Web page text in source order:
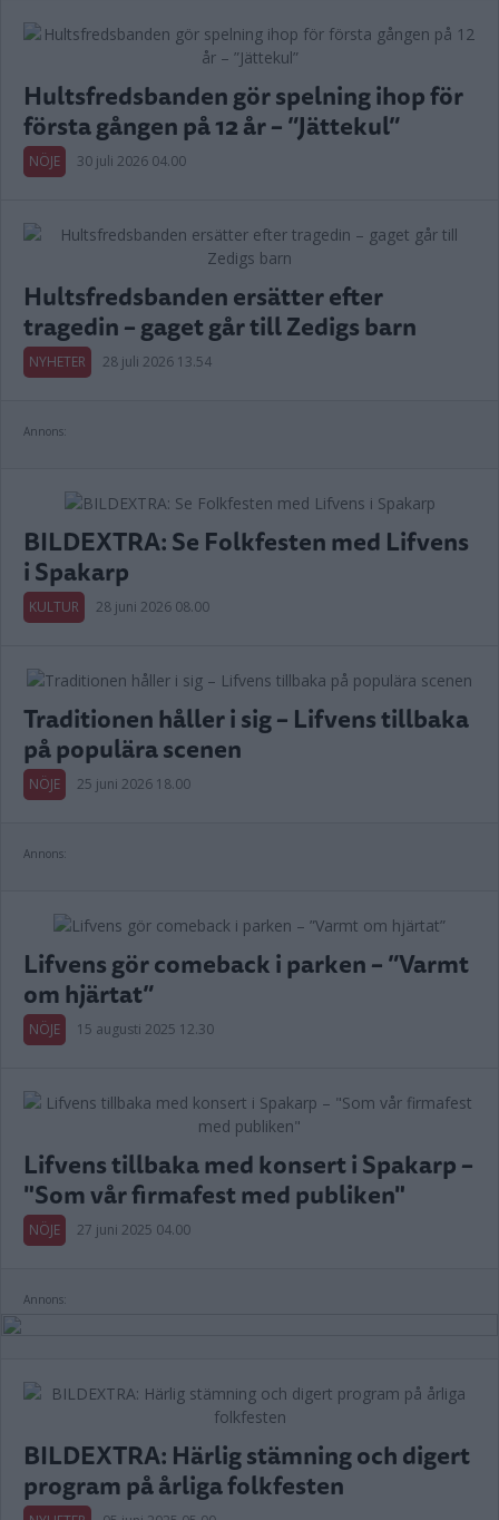
Hultsfredsbanden gör spelning ihop för
första gången på 12 år – ”Jättekul”
NÖJE 30 juli 2026 04.00
Hultsfredsbanden ersätter efter
tragedin – gaget går till Zedigs barn
NYHETER 28 juli 2026 13.54
Annons:
BILDEXTRA: Se Folkfesten med Lifvens
i Spakarp
KULTUR 28 juni 2026 08.00
Traditionen håller i sig – Lifvens tillbaka
på populära scenen
NÖJE 25 juni 2026 18.00
Annons:
Lifvens gör comeback i parken – ”Varmt
om hjärtat”
NÖJE 15 augusti 2025 12.30
Lifvens tillbaka med konsert i Spakarp –
"Som vår firmafest med publiken"
NÖJE 27 juni 2025 04.00
Annons:
BILDEXTRA: Härlig stämning och digert
program på årliga folkfesten